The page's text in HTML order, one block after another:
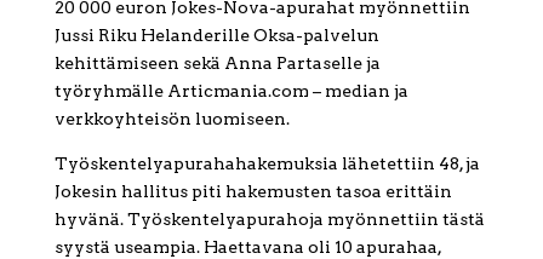
20 000 euron Jokes-Nova-apurahat myönnettiin
Jussi Riku Helanderille Oksa-palvelun
kehittämiseen sekä Anna Partaselle ja
työryhmälle Articmania.com – median ja
verkkoyhteisön luomiseen.
Työskentelyapurahahakemuksia lähetettiin 48, ja
Jokesin hallitus piti hakemusten tasoa erittäin
hyvänä. Työskentelyapurahoja myönnettiin tästä
syystä useampia. Haettavana oli 10 apurahaa,